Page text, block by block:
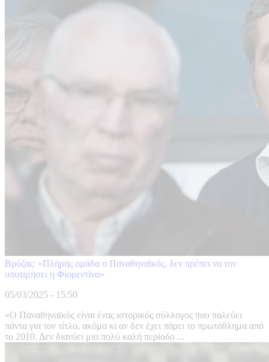
Βρύζας: «Πλήρης ομάδα ο Παναθηναϊκός, δεν πρέπει να τον
υποτιμήσει η Φιορεντίνα»
05/03/2025 - 15:50
«Ο Παναθηναϊκός είναι ένας ιστορικός σύλλογος που παλεύει
πάντα για τον τίτλο, ακόμα κι αν δεν έχει πάρει το πρωτάθλημα από
το 2010. Δεν διανύει μια πολύ καλή περίοδο ...